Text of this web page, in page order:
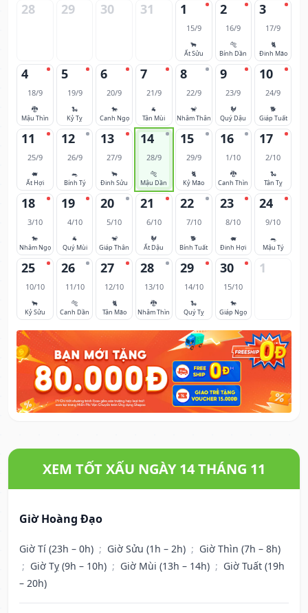
28 29 30 31 1
15/9
🐂
Ất Sửu
2
16/9
🐅
Bính Dần
3
17/9
🐈
Đinh Mão
4
18/9
🐉
Mậu Thìn
5
19/9
🐍
Kỷ Tỵ
6
20/9
🐎
Canh Ngọ
7
21/9
🐐
Tân Mùi
8
22/9
🐒
Nhâm Thân
9
23/9
🐓
Quý Dậu
10
24/9
🐕
Giáp Tuất
11
25/9
🐖
Ất Hợi
12
26/9
🐀
Bính Tý
13
27/9
🐂
Đinh Sửu
14
28/9
🐅
Mậu Dần
15
29/9
🐈
Kỷ Mão
16
1/10
🐉
Canh Thìn
17
2/10
🐍
Tân Tỵ
18
3/10
🐎
Nhâm Ngọ
19
4/10
🐐
Quý Mùi
20
5/10
🐒
Giáp Thân
21
6/10
🐓
Ất Dậu
22
7/10
🐕
Bính Tuất
23
8/10
🐖
Đinh Hợi
24
9/10
🐀
Mậu Tý
25
10/10
🐂
Kỷ Sửu
26
11/10
🐅
Canh Dần
27
12/10
🐈
Tân Mão
28
13/10
🐉
Nhâm Thìn
29
14/10
🐍
Quý Tỵ
30
15/10
🐎
Giáp Ngọ
1
XEM TỐT XẤU NGÀY 14 THÁNG 11
Giờ Hoàng Đạo
Giờ Tí (23h – 0h) ; Giờ Sửu (1h – 2h) ; Giờ Thìn (7h – 8h)
; Giờ Tỵ (9h – 10h) ; Giờ Mùi (13h – 14h) ; Giờ Tuất (19h
– 20h)